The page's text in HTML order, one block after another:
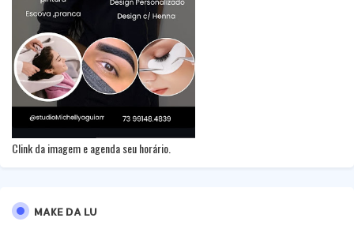
Clink da imagem e agenda seu horário.
MAKE DA LU